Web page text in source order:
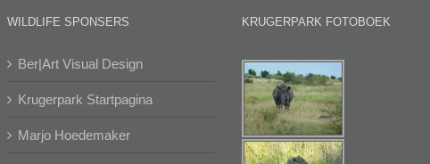
WILDLIFE SPONSERS
Ber|Art Visual Design
Krugerpark Startpagina
Marjo Hoedemaker
KRUGERPARK FOTOBOEK